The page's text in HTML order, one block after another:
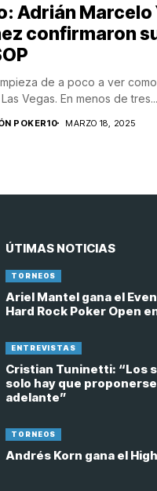
Adrián Marcelo
confirmaron
de a poco a ver
Vegas. En menos de tres...
POKER10 MARZO 18, 2025
ÚTIMAS NOTICIAS
TORNEOS
Ariel Mantel gana el
Hard Rock Poker Open
ENTREVISTAS
Cristian Tuninetti: “Los
solo hay que
adelante”
TORNEOS
Andrés Korn gana el